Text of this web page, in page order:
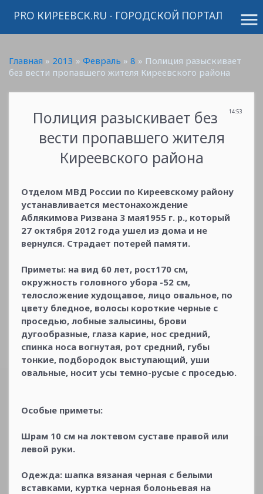
menu
PRO КИРЕЕВСК.RU - ГОРОДСКОЙ ПОРТАЛ
Главная » 2013 » Февраль » 8 » Полиция разыскивает
без вести пропавшего жителя Киреевского района
14:53
Полиция разыскивает без
вести пропавшего жителя
Киреевского района
Отделом МВД России по Киреевскому району
устанавливается местонахождение
Аблякимова Ризвана 3 мая1955 г. р., который
27 октября 2012 года ушел из дома и не
вернулся. Страдает потерей памяти.
Приметы: на вид 60 лет, рост170 см,
окружность головного убора -52 см,
телосложение худощавое, лицо овальное, по
цвету бледное, волосы короткие черные с
проседью, лобные залысины, брови
дугообразные, глаза карие, нос средний,
спинка носа вогнутая, рот средний, губы
тонкие, подбородок выступающий, уши
овальные, носит усы темно-русые с проседью.
Особые приметы:
Шрам 10 см на локтевом суставе правой или
левой руки.
Одежда: шапка вязаная черная с белыми
вставками, куртка черная болоньевая на